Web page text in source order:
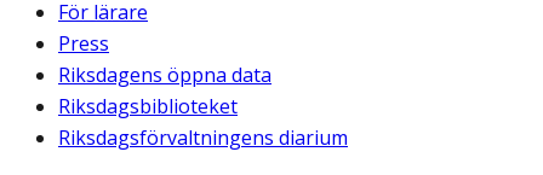
För lärare
Press
Riksdagens öppna data
Riksdagsbiblioteket
Riksdagsförvaltningens diarium